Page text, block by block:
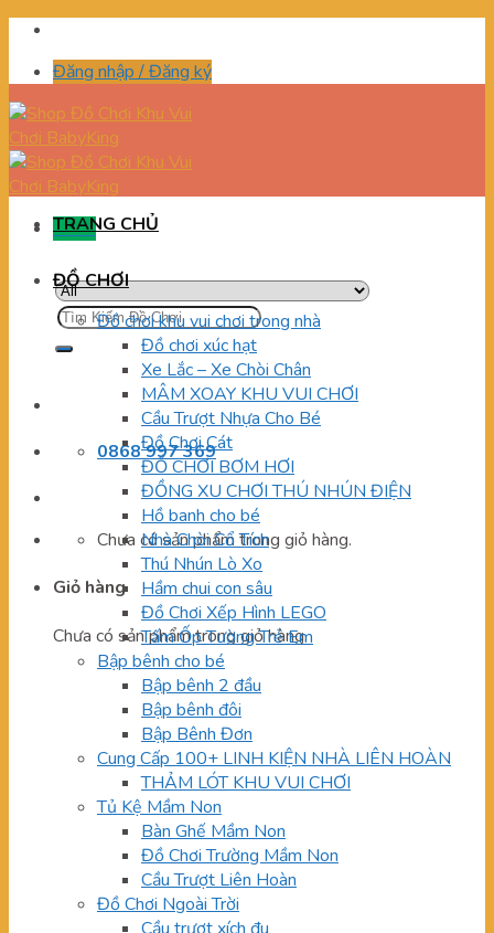
Skip
contentĐăng nhập / Đăng ký
Menu
Tìm
kiếm:
0868 997 369
Chưa có sản phẩm trong giỏ hàng.
Giỏ hàng
Chưa có sản phẩm trong giỏ hàng.
TRANG CHỦ
ĐỒ CHƠI
Đồ chơi khu vui chơi trong nhà
Đồ chơi xúc hạt
Xe Lắc – Xe Chòi Chân
MÂM XOAY KHU VUI CHƠI
Cầu Trượt Nhựa Cho Bé
Đồ Chơi Cát
ĐỒ CHƠI BƠM HƠI
ĐỒNG XU CHƠI THÚ NHÚN ĐIỆN
Hồ banh cho bé
Nhà Chòi Cổ Tích
Thú Nhún Lò Xo
Hầm chui con sâu
Đồ Chơi Xếp Hình LEGO
Tấm Ốp Tường Trẻ Em
Bập bênh cho bé
Bập bênh 2 đầu
Bập bênh đôi
Bập Bênh Đơn
Cung Cấp 100+ LINH KIỆN NHÀ LIÊN HOÀN
THẢM LÓT KHU VUI CHƠI
Tủ Kệ Mầm Non
Bàn Ghế Mầm Non
Đồ Chơi Trường Mầm Non
Cầu Trượt Liên Hoàn
Đồ Chơi Ngoài Trời